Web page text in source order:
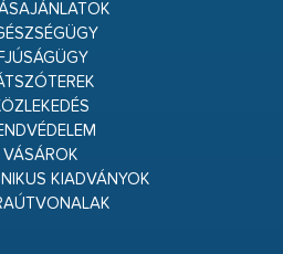
VÁSÁROK
KIADVÁNYOK